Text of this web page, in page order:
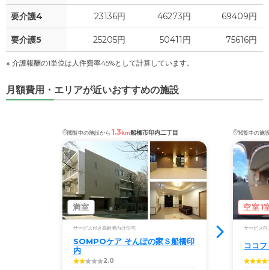
要介護4 23136円 46273円 69409円
要介護5 25205円 50411円 75616円
※ 介護報酬の1単位は人件費率45%として計算しています。
月額費用・エリアが近いおすすめの施設
閲覧中の施設から 1.3 km船橋市印内二丁目
満室
サービス付き高齢者向け住宅
SOMPOケア そんぽの家Ｓ船橋印
内
2.0
閲覧中の施
空室1
サービス付
ココ